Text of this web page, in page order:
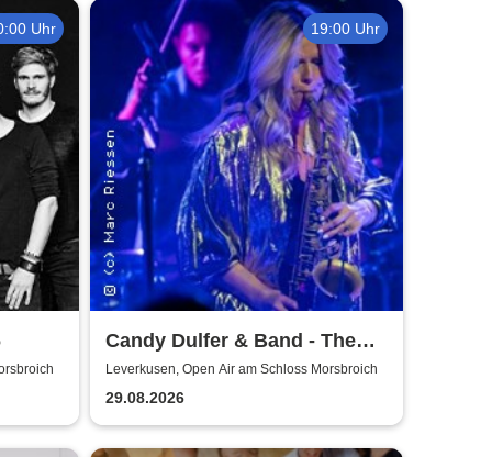
Uhr 19:00 Uhr
Candy Dulfer & Band - The
Park 2026
Leverkusen, Open Air am Schloss Morsbroich
29.08.2026